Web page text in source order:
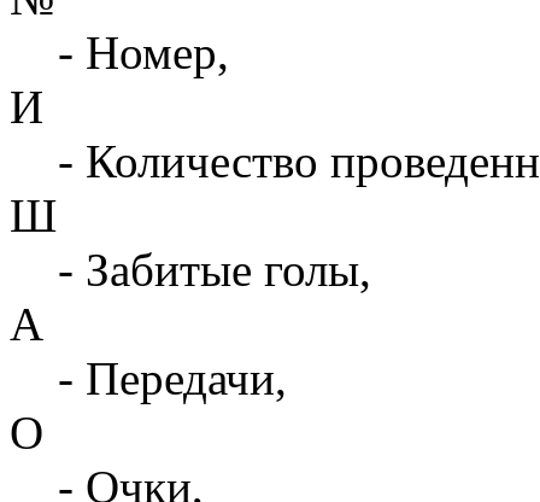
- Номер,
И
- Количество
Ш
- Забитые голы,
А
- Передачи,
О
- Очки,